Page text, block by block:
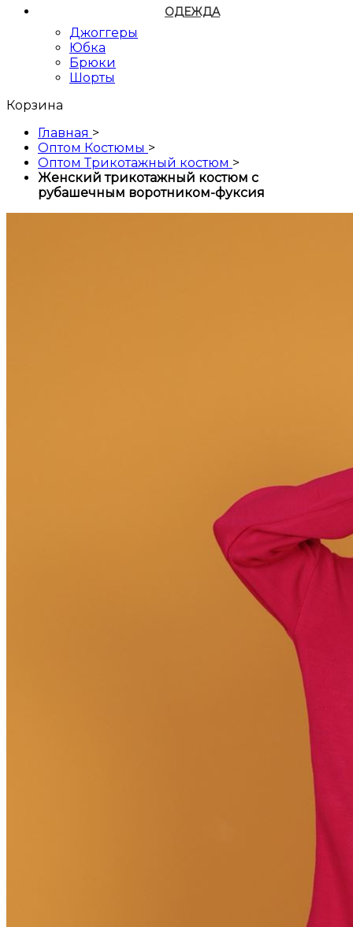
ОДЕЖДА
Джоггеры
Юбка
Брюки
Шорты
Корзина
Главная >
Оптом Костюмы >
Оптом Трикотажный костюм >
Женский трикотажный костюм с
рубашечным воротником-фуксия